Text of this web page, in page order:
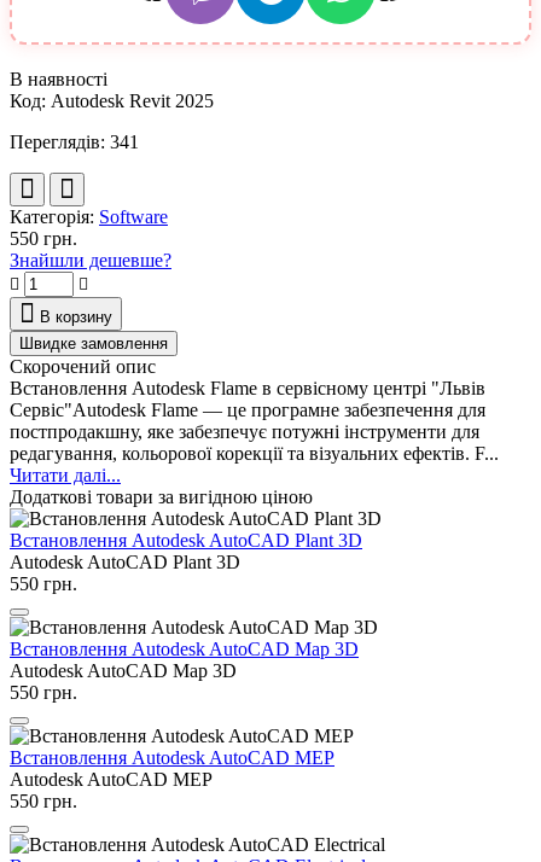
В наявності
Код: Autodesk Revit 2025
Переглядів: 341
Категорія: Software
550 грн.
Знайшли дешевше?
В корзину
Швидке замовлення
Скорочений опис
Встановлення Autodesk Flame в сервісному центрі "Львів
Сервіс"Autodesk Flame — це програмне забезпечення для
постпродакшну, яке забезпечує потужні інструменти для
редагування, кольорової корекції та візуальних ефектів. F...
Читати далі...
Додаткові товари за вигідною ціною
Встановлення Autodesk AutoCAD Plant 3D
Autodesk AutoCAD Plant 3D
550 грн.
Встановлення Autodesk AutoCAD Map 3D
Autodesk AutoCAD Map 3D
550 грн.
Встановлення Autodesk AutoCAD MEP
Autodesk AutoCAD MEP
550 грн.